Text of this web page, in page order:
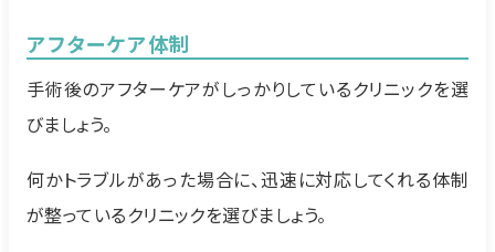
アフターケア体制
手術後のアフターケアがしっかりしているクリニックを選
びましょう。
何かトラブルがあった場合に、迅速に対応してくれる体制
が整っているクリニックを選びましょう。